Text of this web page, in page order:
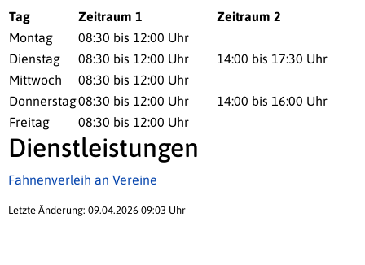
Tag Zeitraum 1
Zeitraum 2
Montag
08:30 bis 12:00 Uhr
Dienstag
08:30 bis 12:00 Uhr
14:00 bis 17:30 Uhr
Mittwoch
08:30 bis 12:00 Uhr
Donnerstag08:30 bis 12:00 Uhr
14:00 bis 16:00 Uhr
Freitag
08:30 bis 12:00 Uhr
Dienstleistungen
Fahnenverleih an Vereine
Letzte Änderung: 09.04.2026 09:03 Uhr